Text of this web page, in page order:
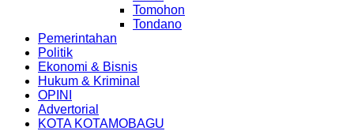
Tomohon
Tondano
Pemerintahan
Politik
Ekonomi & Bisnis
Hukum & Kriminal
OPINI
Advertorial
KOTA KOTAMOBAGU